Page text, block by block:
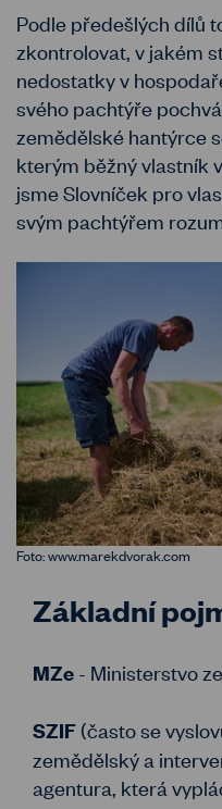
Podle předešlých dílů
zkontrolovat, v jakém
nedostatky v
svého pachtýře
zemědělské hantýrce
kterým běžný vlastník
jsme Slovníček pro
svým pachtýřem
Foto: www.marekdvorak.com
Základní
MZe - Ministerstvo
SZIF(často se
zemědělský a
agentura, která